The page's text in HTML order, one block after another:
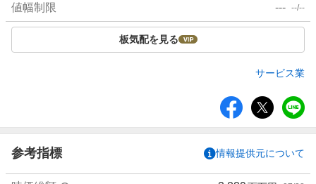
値幅制限 --- --/--
板気配を見る
サービス業
ア
参考指標 情報提供元について